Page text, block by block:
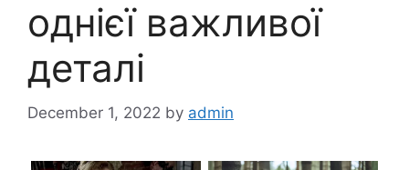
однієї важливої
деталі
December 1, 2022 by admin